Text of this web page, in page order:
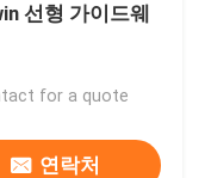
선형 가이드웨
for a quote
연락처